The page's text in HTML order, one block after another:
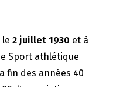
2 juillet 1930 et à
Sport athlétique
fin des années 40